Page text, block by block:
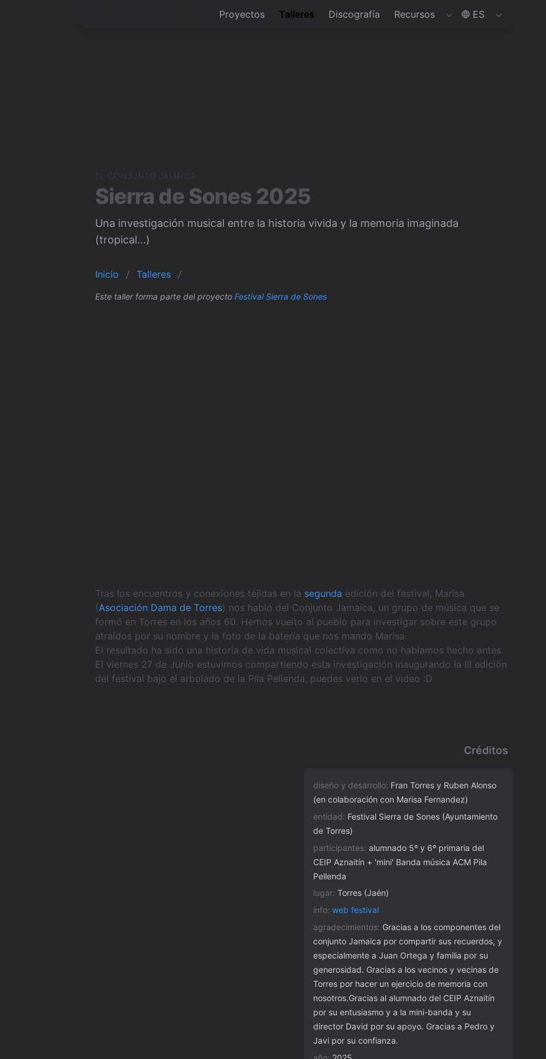
Proyectos Talleres Discografía Recursos ES
EL CONJUNTO JAMAICA
Sierra de Sones 2025
Una investigación musical entre la historia vivida y la memoria imaginada
(tropical...)
Inicio Talleres
Este taller forma parte del proyecto Festival Sierra de Sones
Tras los encuentros y conexiones tejidas en la segunda edición del festival, Marisa
(Asociación Dama de Torres) nos habló del Conjunto Jamaica, un grupo de música que se
formó en Torres en los años 60. Hemos vuelto al pueblo para investigar sobre este grupo
atraidos por su nombre y la foto de la batería que nos mando Marisa.
El resultado ha sido una historia de vida musical colectiva como no habíamos hecho antes.
El viernes 27 de Junio estuvimos compartiendo esta investigación inaugurando la III edición
del festival bajo el arbolado de la Pila Pellenda, puedes verlo en el video :D
Créditos
diseño y desarrollo: Fran Torres y Ruben Alonso
(en colaboración con Marisa Fernandez)
entidad: Festival Sierra de Sones (Ayuntamiento
de Torres)
participantes:alumnado 5º y 6º primaria del
CEIP Aznaitín + 'mini' Banda música ACM Pila
Pellenda
lugar:Torres (Jaén)
info:web festival
agradecimientos: Gracias a los componentes del
conjunto Jamaica por compartir sus recuerdos, y
especialmente a Juan Ortega y familia por su
generosidad. Gracias a los vecinos y vecinas de
Torres por hacer un ejercicio de memoria con
nosotros.Gracias al alumnado del CEIP Aznaitín
por su entusiasmo y a la mini-banda y su
director David por su apoyo. Gracias a Pedro y
Javi por su confianza.